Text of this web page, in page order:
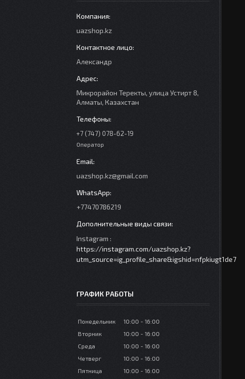
uazshop.kz
Александр
Микрорайон Теректы, улица Устирт 8,
Алматы, Казахстан
+7 (747) 078-62-19
Оператор
uazshop.kz@gmail.com
+77470786219
Instagram
https://instagram.com/uazshop.kz?
utm_source=ig_profile_share&igshid=nfpkiugt1de7
ГРАФИК РАБОТЫ
Понедельник 10:00
16:00
Вторник
10:00
16:00
Среда
10:00
16:00
Четверг
10:00
16:00
Пятница
10:00 16:00